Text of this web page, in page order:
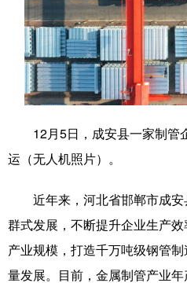
法律 中央文件
食品 人居
学术中国 乡村振兴
地方频道
12月5日，成安县一家制管
运（无人机照片）。
近年来，河北省邯郸市成安
群式发展，不断提升企业生产
产业规模，打造千万吨级钢管
量发展。目前，金属制管产业年